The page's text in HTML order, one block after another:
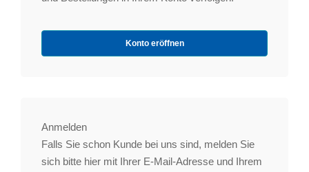
Konto eröffnen
Anmelden
Falls Sie schon Kunde bei uns sind, melden Sie
sich bitte hier mit Ihrer E-Mail-Adresse und Ihrem